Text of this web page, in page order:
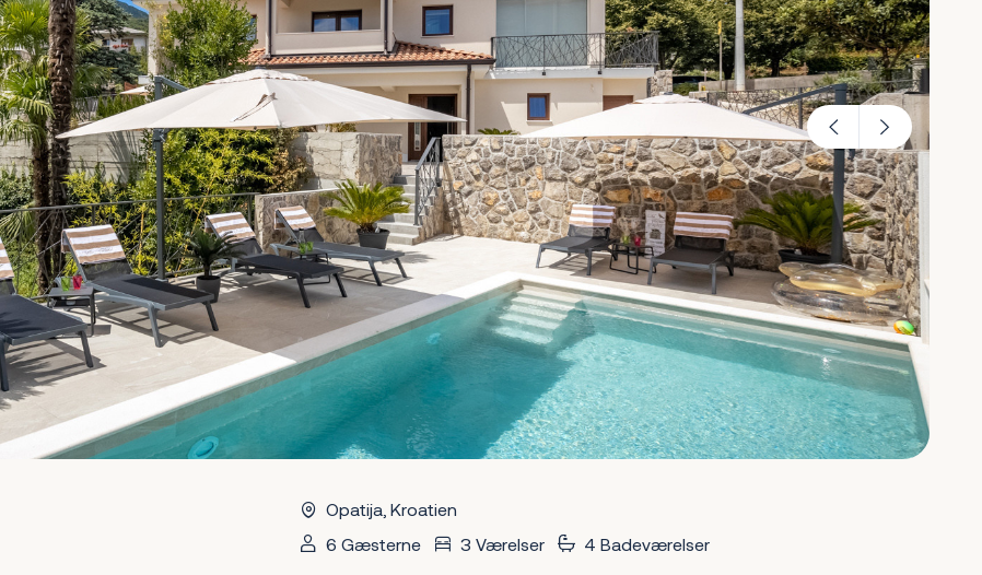
Opatija, Kroatien
6 Gæsterne
3 Værelser 4 Badeværelser